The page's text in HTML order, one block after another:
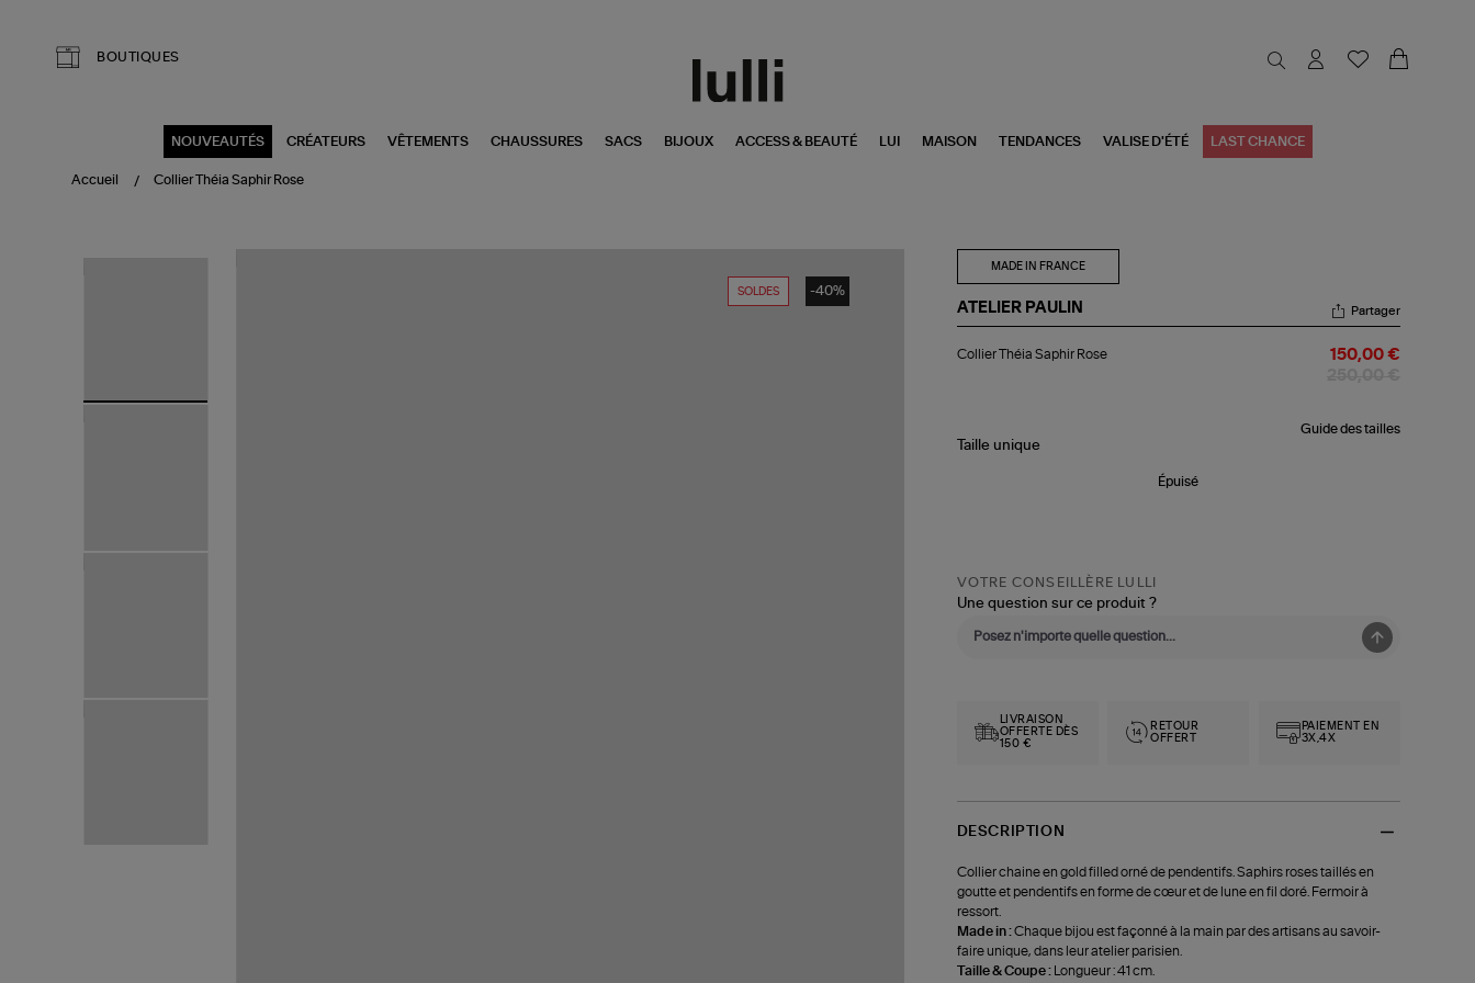
BOUTIQUES
NOUVEAUTÉS CRÉATEURS VÊTEMENTS CHAUSSURES SACS BIJOUX ACCESS & BEAUTÉ LUI MAISON TENDANCES VALISE D'ÉTÉ LAST CHANCE
Accueil Collier Théia Saphir Rose
SOLDES -40%
MADE IN FRANCE
ATELIER PAULIN
Théia
Partager
Collier Théia Saphir Rose 150,00 €
Guide des tailles
Taille unique
Épuisé
VOTRE CONSEILLÈRE LULLI
Une question sur ce produit ?
LIVRAISON
OFFERTE DÈS
150 €
RETOUR
OFFERT
PAIEMENT EN
3X,4X
DESCRIPTION
Collier chaine en gold filled orné de pendentifs. Saphirs roses taillés en
goutte et pendentifs en forme de cœur et de lune en fil doré. Fermoir à
ressort.
Made in :Chaque bijou est façonné à la main par des artisans au savoir-
faire unique, dans leur atelier parisien.
Taille & Coupe :
Longueur : 41 cm.